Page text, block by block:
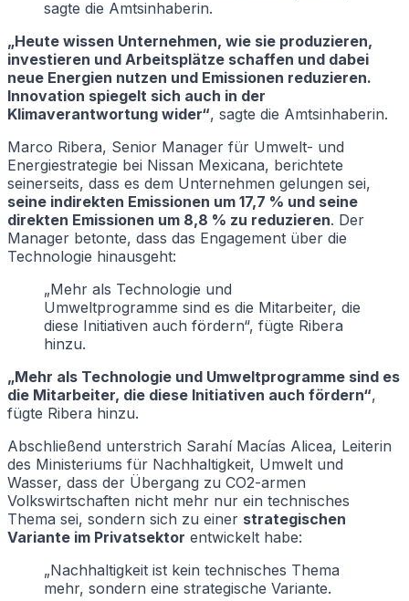
sagte die Amtsinhaberin.
„Heute wissen Unternehmen, wie sie produzieren,
investieren und Arbeitsplätze schaffen und dabei
neue Energien nutzen und Emissionen reduzieren.
Innovation spiegelt sich auch in der
Klimaverantwortung wider“, sagte die Amtsinhaberin.
Marco Ribera, Senior Manager für Umwelt- und
Energiestrategie bei Nissan Mexicana, berichtete
seinerseits, dass es dem Unternehmen gelungen sei,
seine indirekten Emissionen um 17,7 % und seine
direkten Emissionen um 8,8 % zu reduzieren. Der
Manager betonte, dass das Engagement über die
Technologie hinausgeht:
„Mehr als Technologie und
Umweltprogramme sind es die Mitarbeiter, die
diese Initiativen auch fördern“, fügte Ribera
hinzu.
„Mehr als Technologie und Umweltprogramme sind es
die Mitarbeiter, die diese Initiativen auch fördern“,
fügte Ribera hinzu.
Abschließend unterstrich Sarahí Macías Alicea, Leiterin
des Ministeriums für Nachhaltigkeit, Umwelt und
Wasser, dass der Übergang zu CO2-armen
Volkswirtschaften nicht mehr nur ein technisches
Thema sei, sondern sich zu einer strategischen
Variante im Privatsektor entwickelt habe:
„Nachhaltigkeit ist kein technisches Thema
mehr, sondern eine strategische Variante.